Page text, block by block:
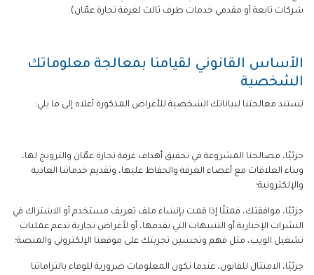
شركات تابعة أو مقدمي خدمات طرف ثالث لغرفة تجارة عمّان).
الأساس القانوني لقيامنا بمعالجة معلوماتك
الشخصية
تستند معالجتنا لبياناتك الشخصية للأغراض المذكورة أعلاه إلى ما يلي:
جزئيًا، مصالحنا المشروعة في تحقيق أهداف غرفة تجارة عمّان والترويج لها،
وبناء العلاقات مع أعضاء الغرفة والحفاظ عليها، وتقديم خدماتنا العادية
والإلكترونية؛
جزئيًا، موافقتك، فمثلًا إذا قمت بإنشاء ملف تعريف مستخدم أو الاشتراك في
النشرات الإخبارية أو التنبيهات التي نقدمها، أو لأغراض تجارية تدعم عمليات
تشغيل الويب، مثل فهم وتحسين تجربتك على موقعنا الإلكتروني والمنصة؛
جزئيًا، الامتثال للقانون، عندما تكون المعلومات ضرورية للوفاء بالتزاماتنا